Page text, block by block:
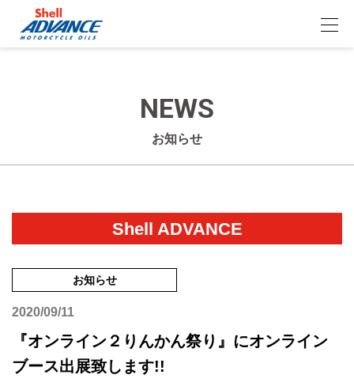
NEWS
お知らせ
Shell ADVANCE
お知らせ
2020/09/11
『オンライン２りんかん祭り』にオンライン
ブース出展致します!!